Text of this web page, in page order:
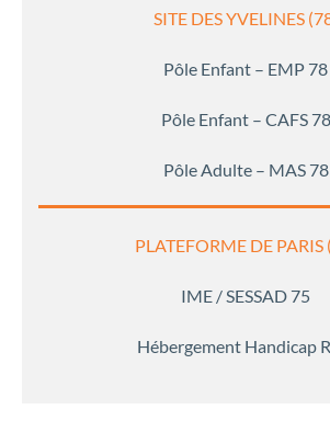
SITE DES YVELINES
Pôle Enfant – EMP 78
Pôle Enfant – CAFS 78
Pôle Adulte – MAS 78
PLATEFORME DE PARIS
IME / SESSAD 75
Hébergement Handicap